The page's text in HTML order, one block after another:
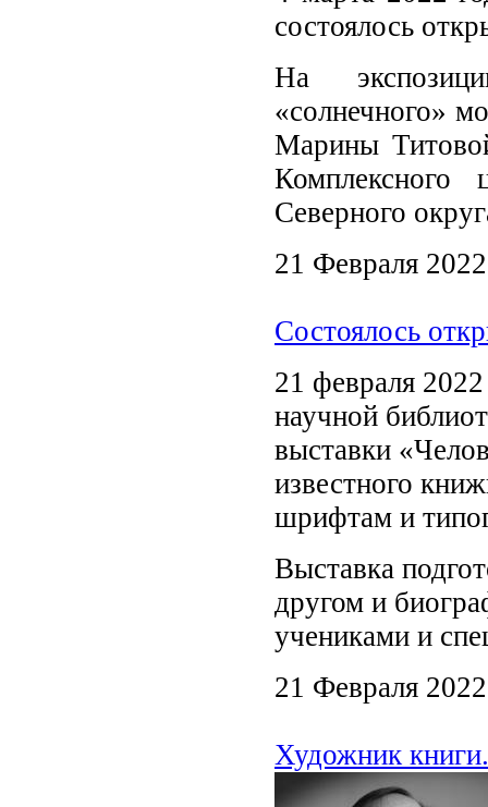
состоялось
На
«солнечного»
Марины
Комплексного
Северного
21 Февраля 2022
Состоялось
21 февраля
научной
выставки
известного
шрифтам и
Выставка
другом и
учениками и
21 Февраля 2022
Художник